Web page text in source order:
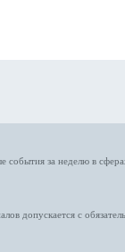
события за неделю в
допускается с